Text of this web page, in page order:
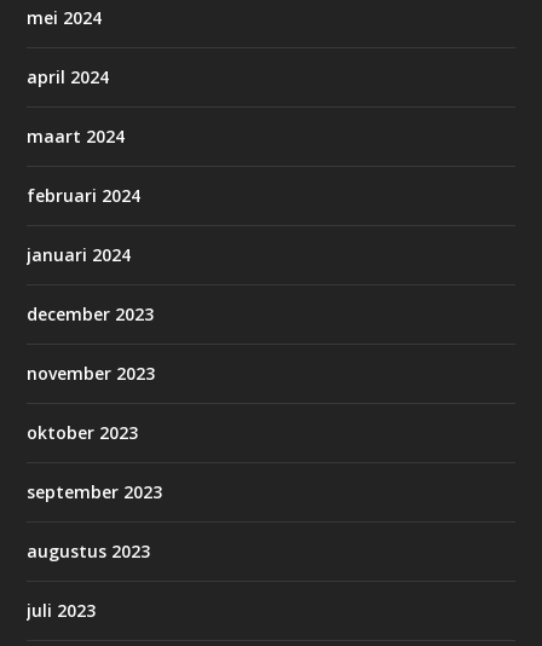
mei 2024
april 2024
maart 2024
februari 2024
januari 2024
december 2023
november 2023
oktober 2023
september 2023
augustus 2023
juli 2023